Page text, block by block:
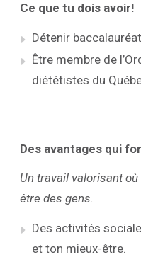
Ce que tu dois avoir!
Détenir
Être membre de
diététistes du
Des avantages qui
Un travail valorisant
être des gens.
Des activités
et ton mieux-être.